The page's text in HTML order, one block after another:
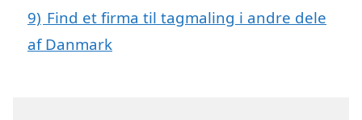
9) Find et firma til tagmaling i andre dele
af Danmark